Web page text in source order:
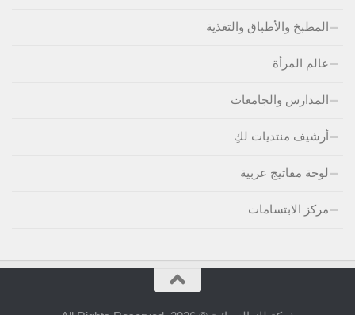
المطبخ والأطباق والتغذية
عالم المرأة
المدارس والجامعات
أرشيف منتديات لكِ
لوحة مفاتيج عربية
مركز الابتسامات